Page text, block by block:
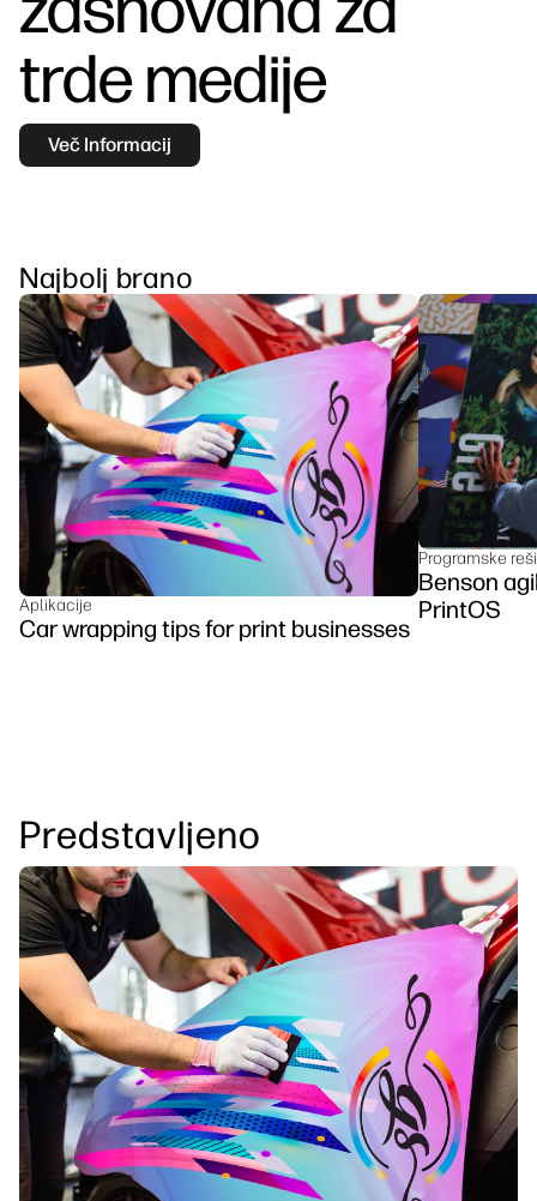
trde medije
Več Informacij
Najbolj brano
Aplikacije
Car wrapping tips for print businesses
Programske
Benson
PrintOS
Predstavljeno